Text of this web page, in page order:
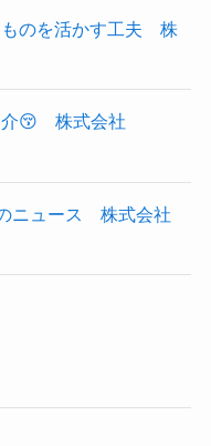
ものを活かす工夫 株
介😚 株式会社
ニュース 株式会社